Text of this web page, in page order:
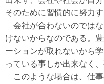
そのために習慣的に努力
会社が合わないのでは
けないからなのである。
ーションが取れないから
っている事しか出来なく
このような場合は、仕